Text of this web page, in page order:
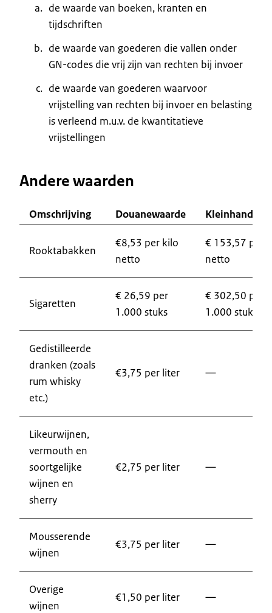
de waarde van boeken, kranten en
tijdschriften
de waarde van goederen die vallen onder
GN-codes die vrij zijn van rechten bij invoer
de waarde van goederen waarvoor
vrijstelling van rechten bij invoer en belasting
is verleend m.u.v. de kwantitatieve
vrijstellingen
Andere waarden
Omschrijving Douanewaarde
Rooktabakken
€8,53 per kilo
netto
€ 153,57 per
netto
Sigaretten
€ 26,59 per
1.000 stuks
€ 302,50 per
1.000 stuks
Gedistilleerde
dranken (zoals
rum whisky
etc.)
€3,75 per liter —
Likeurwijnen,
vermouth en
soortgelijke
wijnen en
sherry
€2,75 per liter —
Mousserende
wijnen
€3,75 per liter —
Overige
wijnen
€1,50 per liter —